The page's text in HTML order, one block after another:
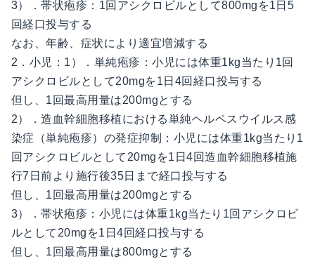
3）．帯状疱疹：1回アシクロビルとして800mgを1日5
回経口投与する
なお、年齢、症状により適宜増減する
2．小児：1）．単純疱疹：小児には体重1kg当たり1回
アシクロビルとして20mgを1日4回経口投与する
但し、1回最高用量は200mgとする
2）．造血幹細胞移植における単純ヘルペスウイルス感
染症（単純疱疹）の発症抑制：小児には体重1kg当たり1
回アシクロビルとして20mgを1日4回造血幹細胞移植施
行7日前より施行後35日まで経口投与する
但し、1回最高用量は200mgとする
3）．帯状疱疹：小児には体重1kg当たり1回アシクロビ
ルとして20mgを1日4回経口投与する
但し、1回最高用量は800mgとする